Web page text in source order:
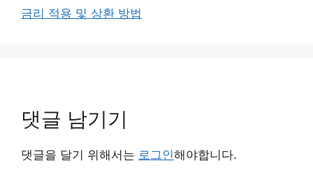
금리 적용 및 상환 방법
댓글 남기기
댓글을 달기 위해서는 로그인해야합니다.